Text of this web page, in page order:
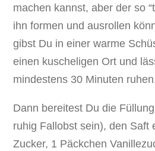
machen kannst, aber der so
ihn formen und ausrollen
gibst Du in einer warme
einen kuscheligen Ort und
mindestens 30 Minuten
Dann bereitest Du die
ruhig Fallobst sein), den Saft
Zucker, 1 Päckchen